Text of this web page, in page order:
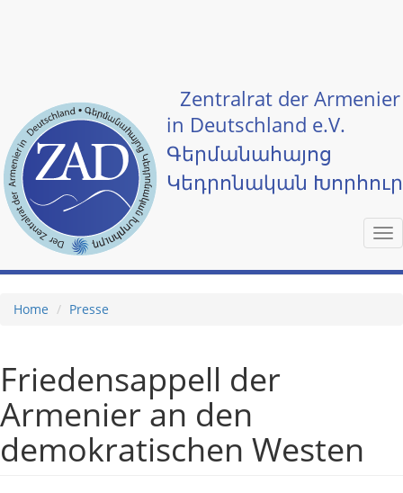
Zentralrat der Armenier
in Deutschland e.V.
Գերմանահայոց
Կեդրոնական
Home Presse
Friedensappell der
Armenier an den
demokratischen Westen